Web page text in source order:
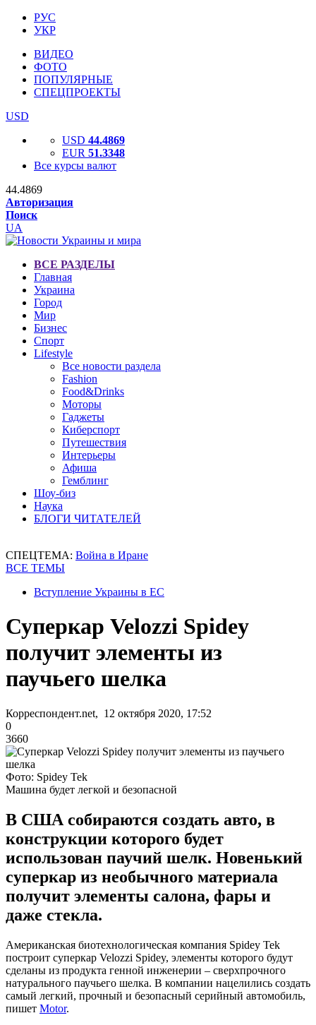
РУС
УКР
ВИДЕО
ФОТО
ПОПУЛЯРНЫЕ
СПЕЦПРОЕКТЫ
USD
USD 44.4869
EUR 51.3348
Все курсы валют
44.4869
Авторизация
Поиск
UA
ВСЕ РАЗДЕЛЫ
Главная
Украина
Город
Мир
Бизнес
Спорт
Lifestyle
Все новости раздела
Fashion
Food&Drinks
Моторы
Гаджеты
Киберспорт
Путешествия
Интерьеры
Афиша
Гемблинг
Шоу-биз
Наука
БЛОГИ ЧИТАТЕЛЕЙ
СПЕЦТЕМА: Война в Иране
ВСЕ ТЕМЫ
Вступление Украины в ЕС
Суперкар Velozzi Spidey
получит элементы из
паучьего шелка
Корреспондент.net, 12 октября 2020, 17:52
0
3660
Фото: Spidey Tek
Машина будет легкой и безопасной
В США собираются создать авто, в
конструкции которого будет
использован паучий шелк. Новенький
суперкар из необычного материала
получит элементы салона, фары и
даже стекла.
Американская биотехнологическая компания Spidey Tek
построит суперкар Velozzi Spidey, элементы которого будут
сделаны из продукта генной инженерии – сверхпрочного
натурального паучьего шелка. В компании нацелились создать
самый легкий, прочный и безопасный серийный автомобиль,
пишет Motor.